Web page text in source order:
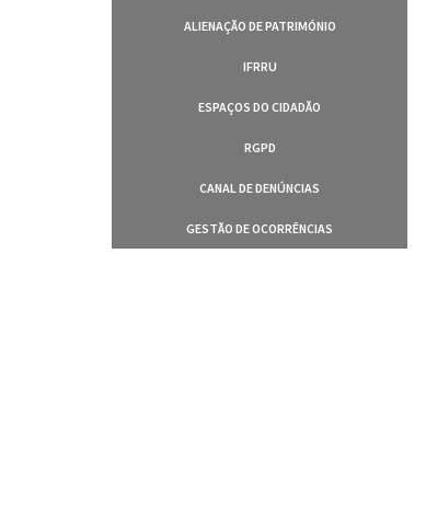
ALIENAÇÃO DE PATRIMÓNIO
IFRRU
ESPAÇOS DO CIDADÃO
RGPD
CANAL DE DENÚNCIAS
GESTÃO DE OCORRÊNCIAS